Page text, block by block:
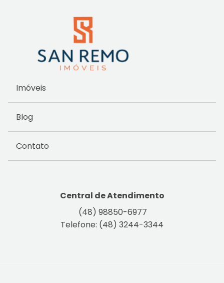
Imóveis
Blog
Contato
Central de Atendimento
(48) 98850-6977
Telefone: (48) 3244-3344